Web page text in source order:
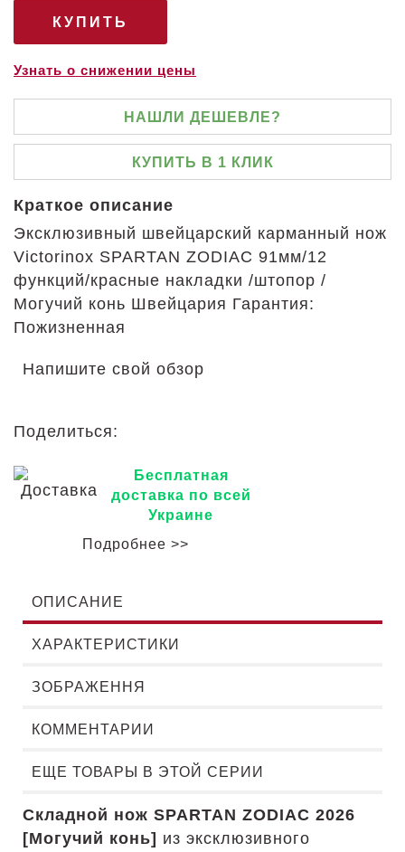
Узнать о снижении цены
НАШЛИ ДЕШЕВЛЕ?
КУПИТЬ В 1 КЛИК
Краткое описание
Эксклюзивный швейцарский карманный нож
Victorinox SPARTAN ZODIAC 91мм/12
функций/красные накладки /штопор /
Могучий конь Швейцария Гарантия:
Пожизненная
Напишите свой обзор
Поделиться:
Бесплатная
доставка по всей
Украине
Подробнее >>
ОПИСАНИЕ
ХАРАКТЕРИСТИКИ
ЗОБРАЖЕННЯ
КОММЕНТАРИИ
ЕЩЕ ТОВАРЫ В ЭТОЙ СЕРИИ
Складной нож SPARTAN ZODIAC 2026
[Могучий конь] из эксклюзивного